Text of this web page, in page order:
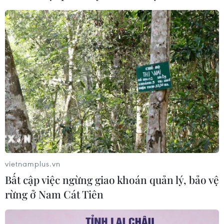
vietnamplus.vn
Bất cập việc ngừng giao khoán quản lý, bảo vệ
rừng ở Nam Cát Tiên